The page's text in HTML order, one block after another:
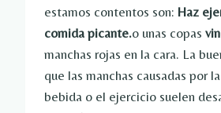
estamos contentos son: Haz
comida picante.o unas copas
manchas rojas en la cara. La
que las manchas causadas por
bebida o el ejercicio suelen